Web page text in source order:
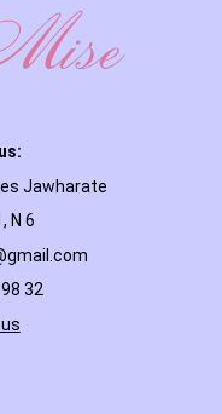
Jawharate
N 6
32